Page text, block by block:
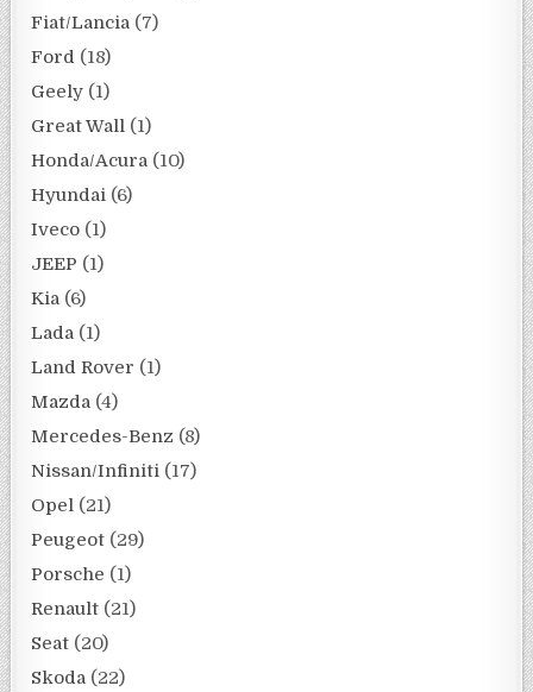
Fiat/Lancia (7)
Ford (18)
Geely (1)
Great Wall (1)
Honda/Acura (10)
Hyundai (6)
Iveco (1)
JEEP (1)
Kia (6)
Lada (1)
Land Rover (1)
Mazda (4)
Mercedes-Benz (8)
Nissan/Infiniti (17)
Opel (21)
Peugeot (29)
Porsche (1)
Renault (21)
Seat (20)
Skoda (22)